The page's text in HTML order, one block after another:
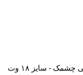
دانه قهوه سبز روبوستا ۶۰ کیلویی چشمک - سایز ۱۸ وت